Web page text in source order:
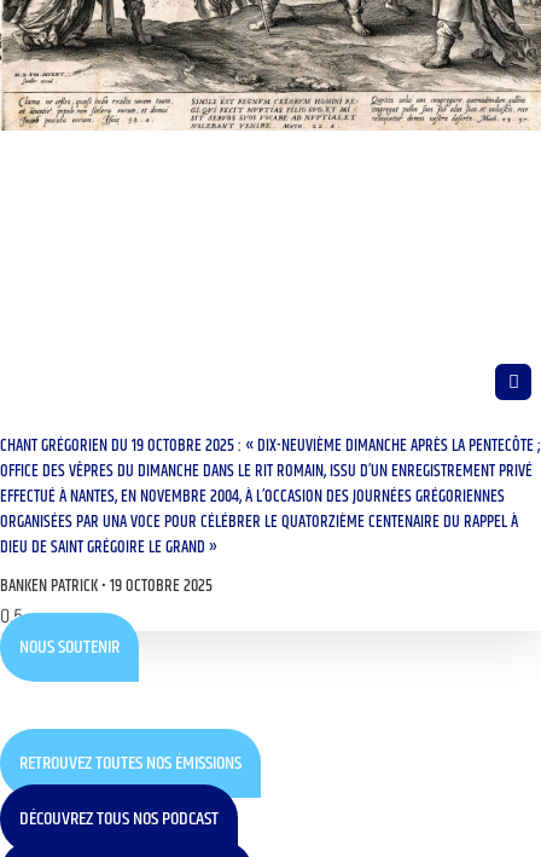
CHANT GRÉGORIEN DU 19 OCTOBRE 2025 : « DIX-NEUVIÈME DIMANCHE APRÈS LA PENTECÔTE ;
OFFICE DES VÊPRES DU DIMANCHE DANS LE RIT ROMAIN, ISSU D’UN ENREGISTREMENT PRIVÉ
EFFECTUÉ À NANTES, EN NOVEMBRE 2004, À L’OCCASION DES JOURNÉES GRÉGORIENNES
ORGANISÉES PAR UNA VOCE POUR CÉLÉBRER LE QUATORZIÈME CENTENAIRE DU RAPPEL À
DIEU DE SAINT GRÉGOIRE LE GRAND »
BANKEN PATRICK 19 OCTOBRE 2025
NOUS SOUTENIR
RETROUVEZ TOUTES NOS ÉMISSIONS
DÉCOUVREZ TOUS NOS PODCAST